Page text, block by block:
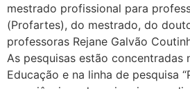
mestrado profissional para
(Profartes), do mestrado, do
professoras Rejane Galvão
As pesquisas estão concentradas
Educação e na linha de pesquisa